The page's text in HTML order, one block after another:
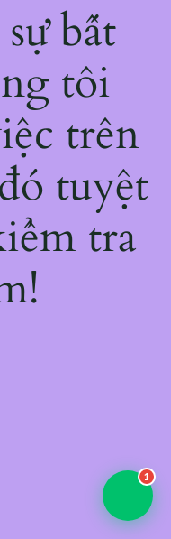
bất
tôi
trên
tuyệt
tra
1